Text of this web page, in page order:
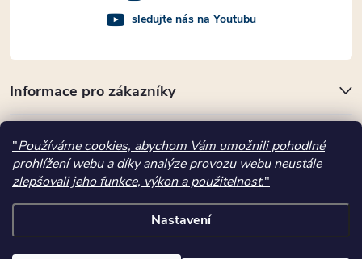
"Používáme cookies, abychom Vám umožnili pohodlné
prohlížení webu a díky analýze provozu webu neustále
zlepšovali jeho funkce, výkon a použitelnost."
Nastavení
Informace pro zákazníky
Přijímáme online platby
Kde nás najdete
sledujte nás na Youtubu